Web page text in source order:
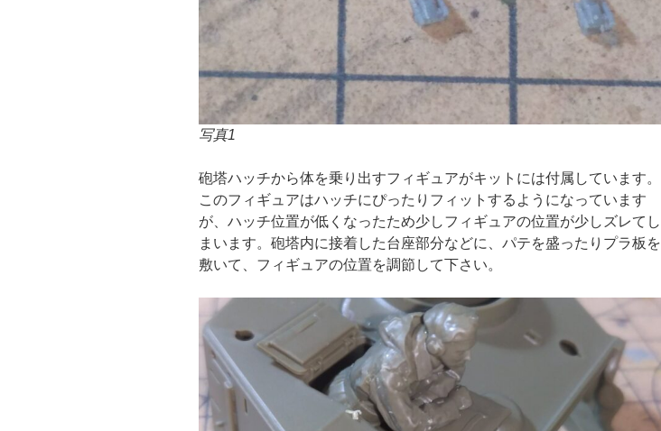
写真1
砲塔ハッチから体を乗り出すフィギュアがキットには付属しています。
このフィギュアはハッチにぴったりフィットするようになっています
が、ハッチ位置が低くなったため少しフィギュアの位置が少しズレてし
まいます。砲塔内に接着した台座部分などに、パテを盛ったりプラ板を
敷いて、フィギュアの位置を調節して下さい。